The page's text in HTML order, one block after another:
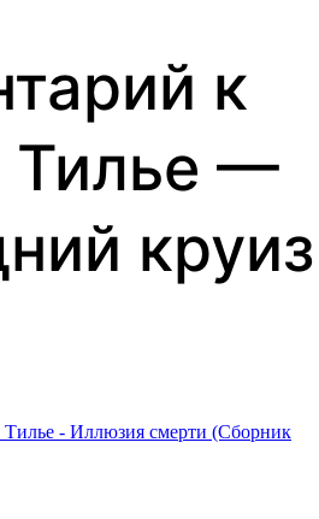
к
Тилье —
круиз
- Иллюзия смерти (Сборник